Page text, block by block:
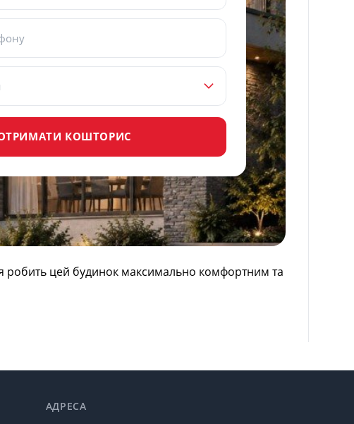
КОШТОРИС
робить цей будинок максимально комфортним та
АДРЕСА